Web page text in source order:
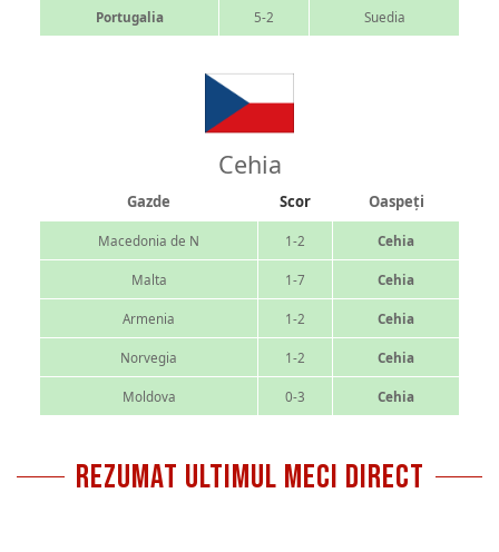
Portugalia 5-2 Suedia
Cehia
Gazde Scor Oaspeți
Macedonia de N 1-2 Cehia
Malta 1-7 Cehia
Armenia 1-2 Cehia
Norvegia 1-2 Cehia
Moldova 0-3 Cehia
REZUMAT ULTIMUL MECI DIRECT